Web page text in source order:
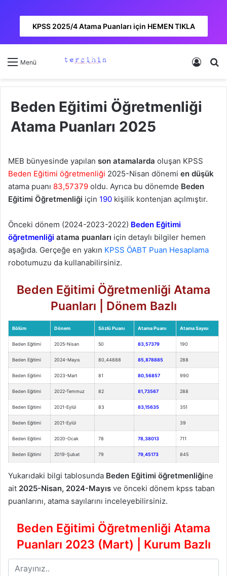
KPSS 2025/4 Atama Puanları için HEMEN TIKLA
Menü Kayıt
Beden Eğitimi Öğretmenliği
Atama Puanları 2025
MEB bünyesinde yapılan son atamalarda oluşan KPSS
Beden Eğitimi öğretmenliği 2025-Nisan dönemi en düşük
atama puanı 83,57379 oldu. Ayrıca bu dönemde Beden
Eğitimi Öğretmenliği için 190 kişilik kontenjan açılmıştır.
Önceki dönem (2024-2023-2022) Beden Eğitimi
öğretmenliği atama puanları için detaylı bilgiler hemen
aşağıda. Gerçeğe en yakın KPSS ÖABT Puan Hesaplama
robotumuzu da kullanabilirsiniz.
Beden Eğitimi Öğretmenliği Atama
Puanları | Dönem Bazlı
Bölüm Dönem Sözlü Puanı Atama Puanı Atama Sayısı
Beden Eğitimi 2025-Nisan 50 83,57379 190
Beden Eğitimi 2024-Mayıs 80,44888 85,878885 288
Beden Eğitimi 2023-Mart 81 80,56857 990
Beden Eğitimi 2022-Temmuz 82 81,73567 288
Beden Eğitimi 2021-Eylül 83 83,15635 351
Beden Eğitimi 2021-Eylül 39
Beden Eğitimi 2020-Ocak 78 78,38013 711
Beden Eğitimi 2019-Şubat 79 79,45173 845
Yukarıdaki bilgi tablosunda Beden Eğitimi öğretmenliğine
ait 2025-Nisan, 2024-Mayıs ve önceki dönem kpss taban
puanlarını, atama sayılarını inceleyebilirsiniz.
Beden Eğitimi Öğretmenliği Atama
Puanları 2023 (Mart) | Kurum Bazlı